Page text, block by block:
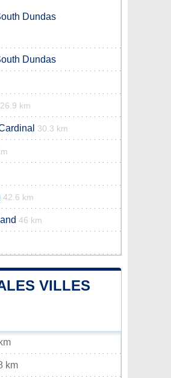
Dundas
Dundas
26.9 km
30.3 km
42.6 km
46 km
VILLES
km